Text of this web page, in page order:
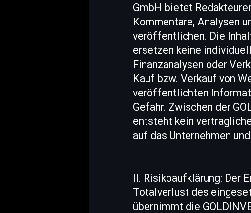
GmbH bietet
Kommentare, Analysen
veröffentlichen. Die
ersetzen keine
Finanzanalysen oder
Kauf bzw. Verkauf von
veröffentlichten
Gefahr. Zwischen der
entsteht kein
auf das Unternehmen
II. Risikoaufklärung: Der
Totalverlust des
übernimmt die